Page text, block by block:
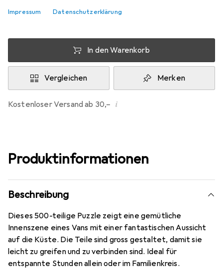
Impressum Datenschutzerklärung
Angebot von i
In den Warenkorb
Vergleichen Merken
Kostenloser Versand ab 30,– i
Produktinformationen
Beschreibung
Dieses 500-teilige Puzzle zeigt eine gemütliche
Innenszene eines Vans mit einer fantastischen Aussicht
auf die Küste. Die Teile sind gross gestaltet, damit sie
leicht zu greifen und zu verbinden sind. Ideal für
entspannte Stunden allein oder im Familienkreis.